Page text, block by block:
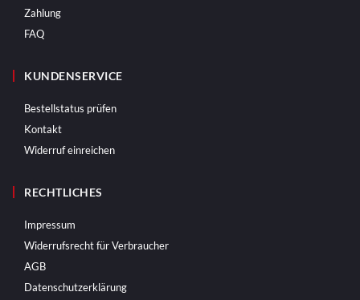
Zahlung
FAQ
KUNDENSERVICE
Bestellstatus prüfen
Kontakt
Widerruf einreichen
RECHTLICHES
Impressum
Widerrufsrecht für Verbraucher
AGB
Datenschutzerklärung